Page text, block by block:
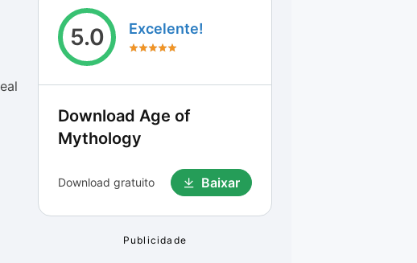
5.0 Excelente!
Download Age of
Mythology
Download gratuito Baixar